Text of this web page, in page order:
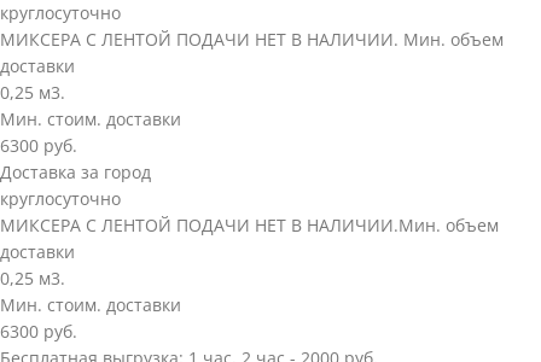
круглосуточно
МИКСЕРА С ЛЕНТОЙ ПОДАЧИ НЕТ В НАЛИЧИИ. Мин. объем
доставки
0,25 м3.
Мин. стоим. доставки
6300 руб.
Доставка за город
круглосуточно
МИКСЕРА С ЛЕНТОЙ ПОДАЧИ НЕТ В НАЛИЧИИ.Мин. объем
доставки
0,25 м3.
Мин. стоим. доставки
6300 руб.